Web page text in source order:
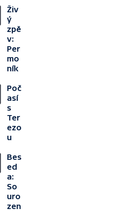
Živ
ý
zpě
v:
Per
mo
ník
Poč
así
s
Ter
ezo
u
Bes
ed
a:
So
uro
zen